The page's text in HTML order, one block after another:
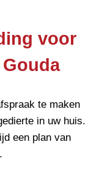
voor
te maken
in uw huis.
een plan van